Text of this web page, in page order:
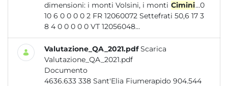
dimensioni: i monti Volsini, i monti Cimini...0
10 6 0 0 0 0 2 FR 12060072 Settefrati 50,6 17 3
8 4 0 0 0 0 0 VT 12056048...
Valutazione_QA_2021.pdf Scarica
Valutazione_QA_2021.pdf
Documento
4636.633 338 Sant'Elia Fiumerapido 904.544